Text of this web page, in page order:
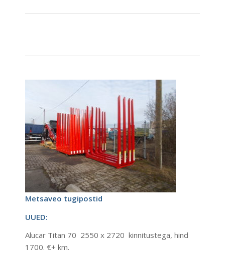
Metsaveo tugipostid
UUED:
Alucar Titan 70 2550 x 2720 kinnitustega, hind
1700. €+ km.